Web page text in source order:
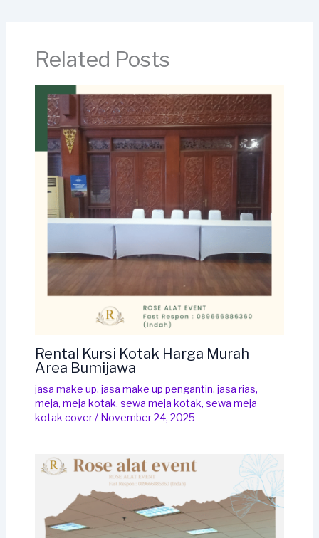
Related Posts
Rental Kursi Kotak Harga Murah
Area Bumijawa
jasa make up, jasa make up pengantin, jasa rias,
meja, meja kotak, sewa meja kotak, sewa meja
kotak cover/ November 24, 2025